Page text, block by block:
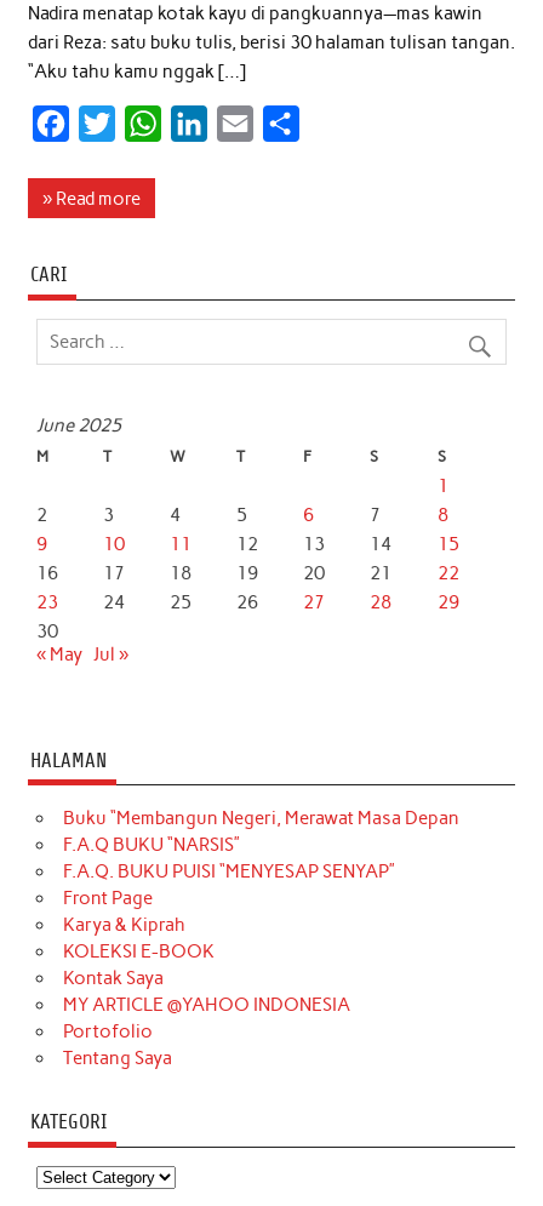
Nadira menatap kotak kayu di pangkuannya—mas kawin
dari Reza: satu buku tulis, berisi 30 halaman tulisan tangan.
“Aku tahu kamu nggak […]
c
o
o
i
e
W
A
d
» Read more
CARI
June 2025
M T W T F S S
1
2
3 4 5 6 7
8
9
10 11 12 13 14
15
16
17 18 19 20 21
22
23
24 25 26 27 28
29
30
« May Jul »
HALAMAN
Buku “Membangun Negeri, Merawat Masa Depan
F.A.Q BUKU “NARSIS”
F.A.Q. BUKU PUISI “MENYESAP SENYAP”
Front Page
Karya & Kiprah
KOLEKSI E-BOOK
Kontak Saya
MY ARTICLE @YAHOO INDONESIA
Portofolio
Tentang Saya
KATEGORI
Kategori